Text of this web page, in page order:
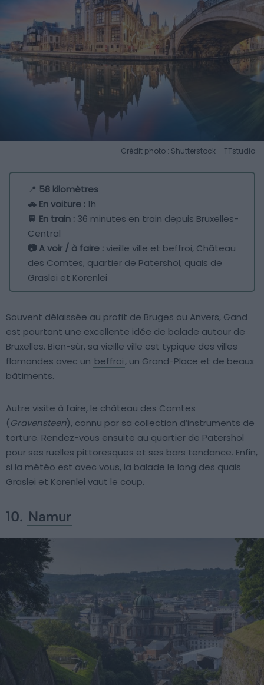
Crédit photo : Shutterstock – TTstudio
📍 58 kilomètres
🚗 En voiture :1h
🚆 En train : 36 minutes en train depuis Bruxelles-
Central
📷 A voir / à faire :vieille ville et beffroi, Château
des Comtes, quartier de Patershol, quais de
Graslei et Korenlei
Souvent délaissée au profit de Bruges ou Anvers, Gand
est pourtant une excellente idée de balade autour de
Bruxelles. Bien-sûr, sa vieille ville est typique des villes
flamandes avec un beffroi, un Grand-Place et de beaux
bâtiments.
Autre visite à faire, le château des Comtes
(Gravensteen), connu par sa collection d’instruments de
torture. Rendez-vous ensuite au quartier de Patershol
pour ses ruelles pittoresques et ses bars tendance. Enfin,
si la météo est avec vous, la balade le long des quais
Graslei et Korenlei vaut le coup.
10. Namur